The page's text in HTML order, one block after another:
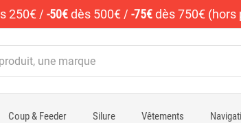
250€ / -50€dès 500€ / -75€dès 750€ (hors
Coup & Feeder Silure Vêtements